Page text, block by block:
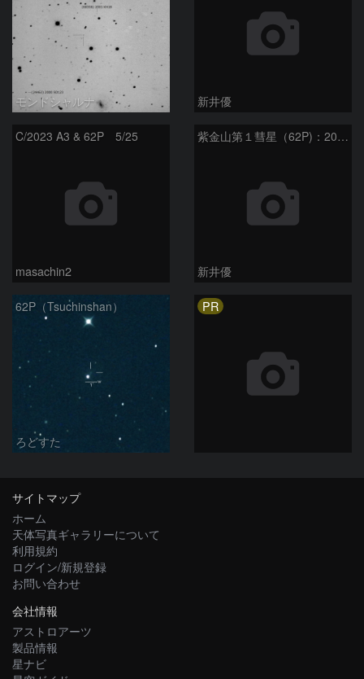
モンドシャルナ 新井優
C/2023 A3 & 62P 5/25
masachin2
紫金山第１彗星（62P)：2024/05/11
新井優
62P（Tsuchinshan）
ろどすた
PR
サイトマップ
ホーム
天体写真ギャラリーについて
利用規約
ログイン/新規登録
お問い合わせ
会社情報
アストロアーツ
製品情報
星ナビ